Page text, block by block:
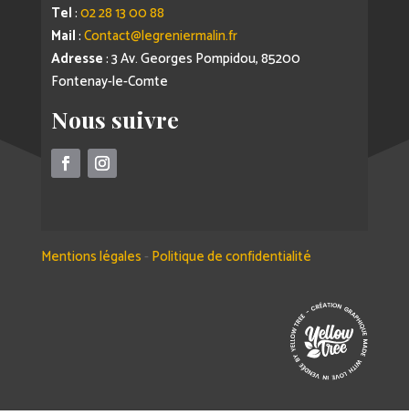
Tel:02 28 13 00 88
Mail:Contact@legreniermalin.fr
Adresse: 3 Av. Georges Pompidou, 85200
Fontenay-le-Comte
Nous suivre
Mentions légales - Politique de confidentialité